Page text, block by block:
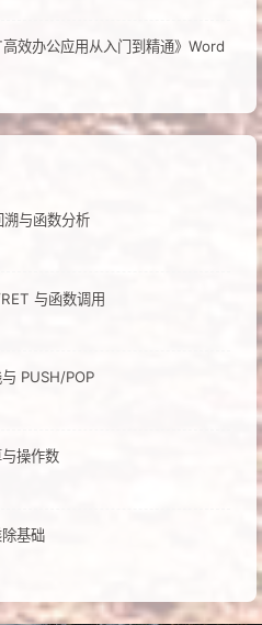
效办公应用从入门到精通》Word
与函数分析
与函数调用
PUSH/POP
操作数
基础